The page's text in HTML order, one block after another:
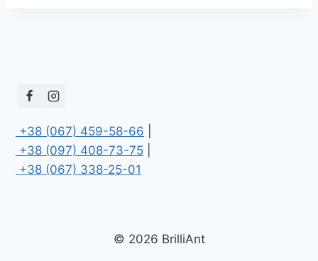
+38 (067) 459-58-66
+38 (097) 408-73-75
+38 (067) 338-25-01
© 2026 BrilliAnt